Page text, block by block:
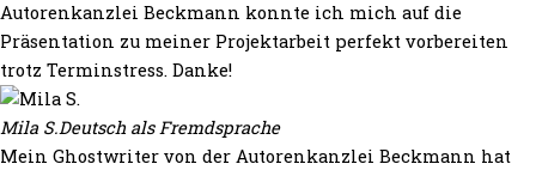
Autorenkanzlei Beckmann konnte ich mich auf die
Präsentation zu meiner Projektarbeit perfekt vorbereiten
trotz Terminstress. Danke!
Mila S.Deutsch als Fremdsprache
Mein Ghostwriter von der Autorenkanzlei Beckmann hat